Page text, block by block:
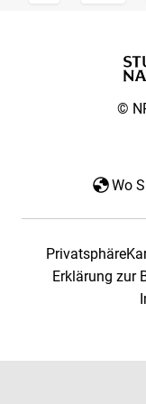
©
Wo
Privatsphäre
Erklärung zur